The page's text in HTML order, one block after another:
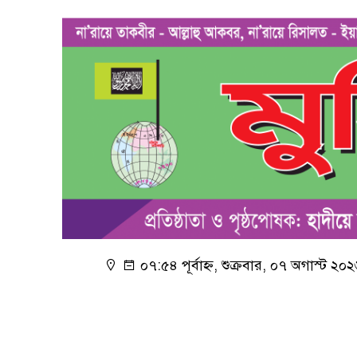
০৭:৫৪ পূর্বাহ্ন, শুক্রবার, ০৭ অগাস্ট